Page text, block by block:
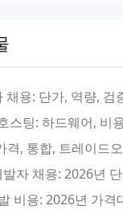
용: 단가, 역량, 검
스팅: 하드웨어, 비
격, 통합, 트레이드
자 채용: 2026년
비용: 2026년 가격